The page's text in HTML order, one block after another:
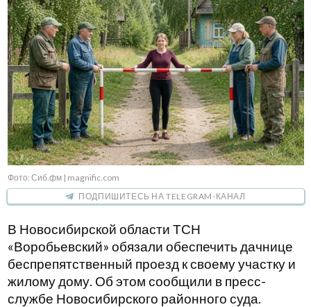
Фото: Сиб.фм | magnific.com
ПОДПИШИТЕСЬ НА TELEGRAM-КАНАЛ
В Новосибирской области ТСН
«Воробьевский» обязали обеспечить дачнице
беспрепятственный проезд к своему участку и
жилому дому. Об этом сообщили в пресс-
службе Новосибирского районного суда.